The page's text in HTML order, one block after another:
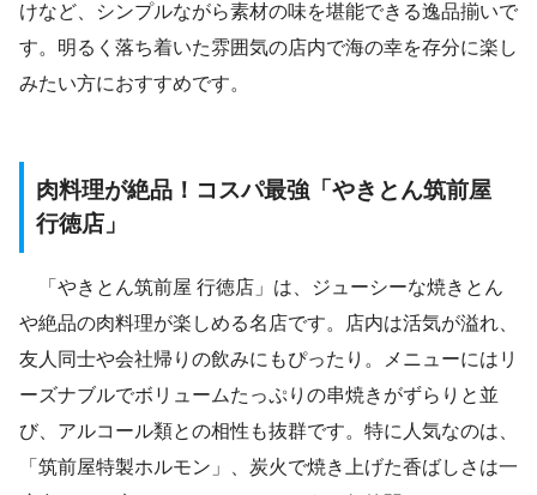
けなど、シンプルながら素材の味を堪能できる逸品揃いで
す。明るく落ち着いた雰囲気の店内で海の幸を存分に楽し
みたい方におすすめです。
肉料理が絶品！コスパ最強「やきとん筑前屋
行徳店」
「やきとん筑前屋 行徳店」は、ジューシーな焼きとん
や絶品の肉料理が楽しめる名店です。店内は活気が溢れ、
友人同士や会社帰りの飲みにもぴったり。メニューにはリ
ーズナブルでボリュームたっぷりの串焼きがずらりと並
び、アルコール類との相性も抜群です。特に人気なのは、
「筑前屋特製ホルモン」、炭火で焼き上げた香ばしさは一